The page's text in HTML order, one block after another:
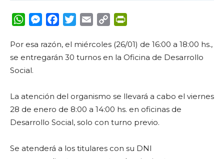
WhatsApp
Messenger
FacebookTwitterEmail Copy
Por esa razón, el miércoles (26/01) de 16:00 a 18:00 hs.,
se entregarán 30 turnos en la Oficina de Desarrollo
Social.
La atención del organismo se llevará a cabo el viernes
28 de enero de 8:00 a 14:00 hs. en oficinas de
Desarrollo Social, solo con turno previo.
Se atenderá a los titulares con su DNI